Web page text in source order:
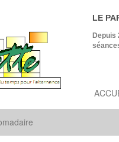
LE
Depuis